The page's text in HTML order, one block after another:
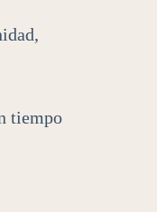
tiempo